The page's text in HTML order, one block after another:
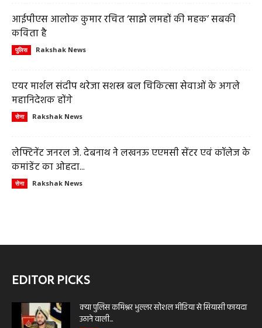
आईपीएस आलोक कुमार रचित ‘साझे लमहों की महक’ सबकी
कविता है
पुलिस Rakshak News
एयर मार्शल संदीप थरेजा सशस्त्र बल चिकित्सा सेवाओं के अगले
महानिदेशक होंगे
सेना Rakshak News
लेफ्टिनेंट जनरल जे. देबनाथ ने लखनऊ एएमसी सेंटर एवं कॉलेज के
कमांडेंट का ओहदा...
सेना Rakshak News
EDITOR PICKS
क्या पुलिस कमिश्नर भुल्लर सोशल मीडिया से सियासी फायदा
उठाने वाली...